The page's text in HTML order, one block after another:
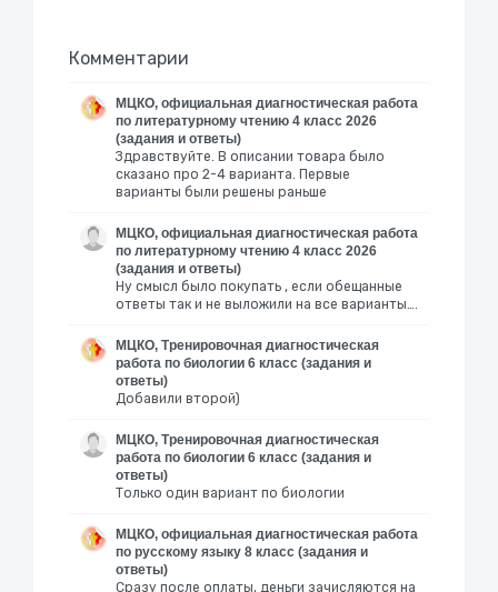
Комментарии
МЦКО, официальная диагностическая работа
по литературному чтению 4 класс 2026
(задания и ответы)
Здравствуйте. В описании товара было
сказано про 2-4 варианта. Первые
варианты были решены раньше
МЦКО, официальная диагностическая работа
по литературному чтению 4 класс 2026
(задания и ответы)
Ну смысл было покупать , если обещанные
ответы так и не выложили на все варианты….
МЦКО, Тренировочная диагностическая
работа по биологии 6 класс (задания и
ответы)
Добавили второй)
МЦКО, Тренировочная диагностическая
работа по биологии 6 класс (задания и
ответы)
Только один вариант по биологии
МЦКО, официальная диагностическая работа
по русскому языку 8 класс (задания и
ответы)
Сразу после оплаты, деньги зачисляются на